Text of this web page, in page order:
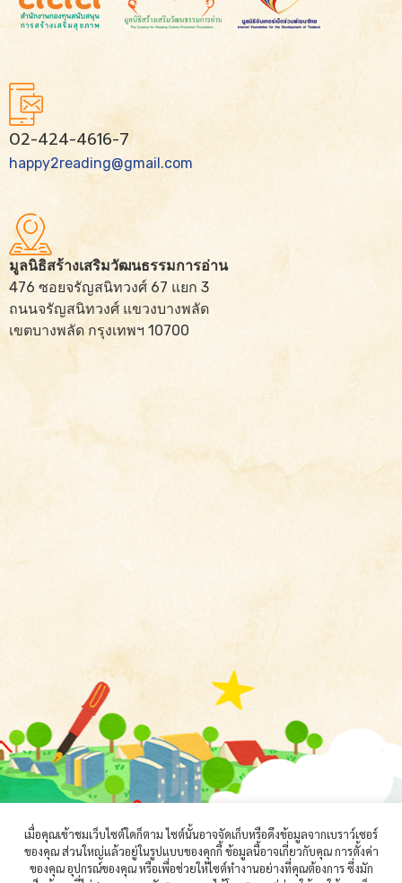
02-424-4616-7
happy2reading@gmail.com
มูลนิธิสร้างเสริมวัฒนธรรมการอ่าน
476 ซอยจรัญสนิทวงศ์ 67 แยก 3
ถนนจรัญสนิทวงศ์ แขวงบางพลัด
เขตบางพลัด กรุงเทพฯ 10700
เมื่อคุณเข้าชมเว็บไซต์ใดก็ตาม ไซต์นั้นอาจจัดเก็บหรือดึงข้อมูลจากเบราว์เซอร์
ของคุณ ส่วนใหญ่แล้วอยู่ในรูปแบบของคุกกี้ ข้อมูลนี้อาจเกี่ยวกับคุณ การตั้งค่า
ของคุณ อุปกรณ์ของคุณ หรือเพื่อช่วยให้ไซต์ทำงานอย่างที่คุณต้องการ ซึ่งมัก